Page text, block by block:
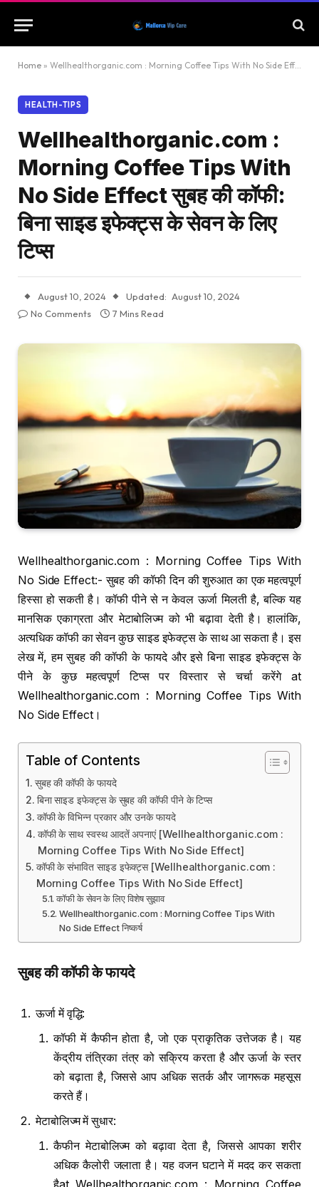
Home » Wellhealthorganic.com : Morning Coffee Tips With No Side Effect सुबह की कॉफी: बिना साइड इफेक्ट्स के सेवन के लिए टिप्स
HEALTH-TIPS
Wellhealthorganic.com :
Morning Coffee Tips With
No Side Effect सुबह की कॉफी:
बिना साइड इफेक्ट्स के सेवन के लिए
टिप्स
August 10, 2024 Updated: August 10, 2024
No Comments
7 Mins Read
Wellhealthorganic.com : Morning Coffee Tips With
No Side Effect:- सुबह की कॉफी दिन की शुरुआत का एक महत्वपूर्ण
हिस्सा हो सकती है। कॉफी पीने से न केवल ऊर्जा मिलती है, बल्कि यह
मानसिक एकाग्रता और मेटाबोलिज्म को भी बढ़ावा देती है। हालांकि,
अत्यधिक कॉफी का सेवन कुछ साइड इफेक्ट्स के साथ आ सकता है। इस
लेख में, हम सुबह की कॉफी के फायदे और इसे बिना साइड इफेक्ट्स के
पीने के कुछ महत्वपूर्ण टिप्स पर विस्तार से चर्चा करेंगे at
Wellhealthorganic.com : Morning Coffee Tips With
No Side Effect।
Table of Contents
सुबह की कॉफी के फायदे
बिना साइड इफेक्ट्स के सुबह की कॉफी पीने के टिप्स
कॉफी के विभिन्न प्रकार और उनके फायदे
कॉफी के साथ स्वस्थ आदतें अपनाएं [Wellhealthorganic.com :
Morning Coffee Tips With No Side Effect]
कॉफी के संभावित साइड इफेक्ट्स [Wellhealthorganic.com :
Morning Coffee Tips With No Side Effect]
कॉफी के सेवन के लिए विशेष सुझाव
Wellhealthorganic.com : Morning Coffee Tips With
No Side Effect निष्कर्ष
सुबह की कॉफी के फायदे
ऊर्जा में वृद्धि:
कॉफी में कैफीन होता है, जो एक प्राकृतिक उत्तेजक है। यह
केंद्रीय तंत्रिका तंत्र को सक्रिय करता है और ऊर्जा के स्तर
को बढ़ाता है, जिससे आप अधिक सतर्क और जागरूक महसूस
करते हैं।
मेटाबोलिज्म में सुधार:
कैफीन मेटाबोलिज्म को बढ़ावा देता है, जिससे आपका शरीर
अधिक कैलोरी जलाता है। यह वजन घटाने में मदद कर सकता